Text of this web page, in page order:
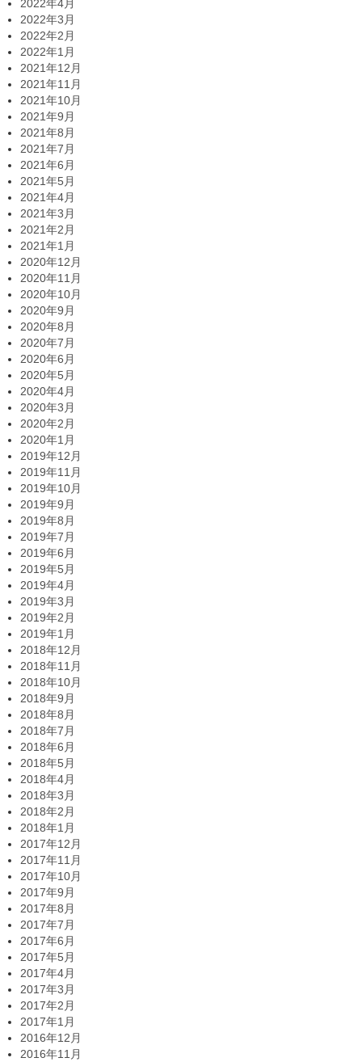
2022年4月
2022年3月
2022年2月
2022年1月
2021年12月
2021年11月
2021年10月
2021年9月
2021年8月
2021年7月
2021年6月
2021年5月
2021年4月
2021年3月
2021年2月
2021年1月
2020年12月
2020年11月
2020年10月
2020年9月
2020年8月
2020年7月
2020年6月
2020年5月
2020年4月
2020年3月
2020年2月
2020年1月
2019年12月
2019年11月
2019年10月
2019年9月
2019年8月
2019年7月
2019年6月
2019年5月
2019年4月
2019年3月
2019年2月
2019年1月
2018年12月
2018年11月
2018年10月
2018年9月
2018年8月
2018年7月
2018年6月
2018年5月
2018年4月
2018年3月
2018年2月
2018年1月
2017年12月
2017年11月
2017年10月
2017年9月
2017年8月
2017年7月
2017年6月
2017年5月
2017年4月
2017年3月
2017年2月
2017年1月
2016年12月
2016年11月